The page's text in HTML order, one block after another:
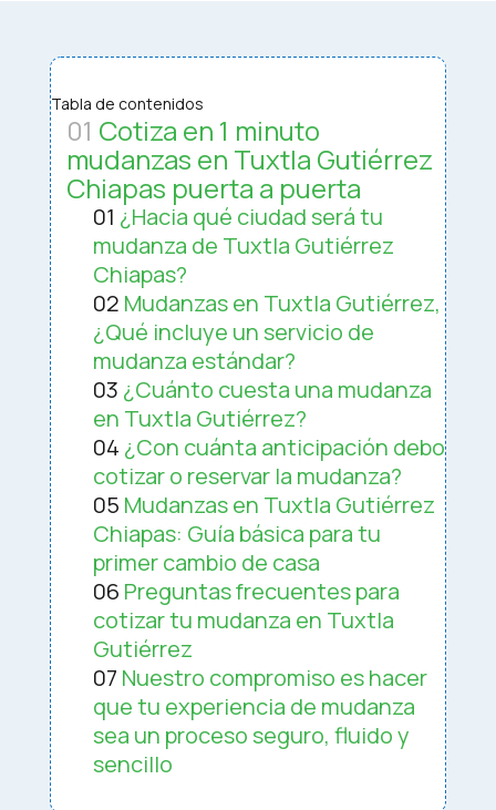
Tabla de contenidos
01 Cotiza en 1 minuto
mudanzas en Tuxtla Gutiérrez
Chiapas puerta a puerta
01 ¿Hacia qué ciudad será tu
mudanza de Tuxtla Gutiérrez
Chiapas?
02 Mudanzas en Tuxtla Gutiérrez,
¿Qué incluye un servicio de
mudanza estándar?
03 ¿Cuánto cuesta una mudanza
en Tuxtla Gutiérrez?
04 ¿Con cuánta anticipación debo
cotizar o reservar la mudanza?
05 Mudanzas en Tuxtla Gutiérrez
Chiapas: Guía básica para tu
primer cambio de casa
06 Preguntas frecuentes para
cotizar tu mudanza en Tuxtla
Gutiérrez
07 Nuestro compromiso es hacer
que tu experiencia de mudanza
sea un proceso seguro, fluido y
sencillo